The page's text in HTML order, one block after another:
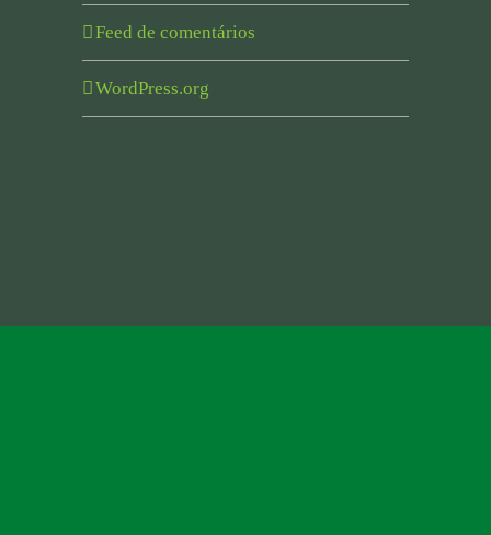
Feed de comentários
WordPress.org